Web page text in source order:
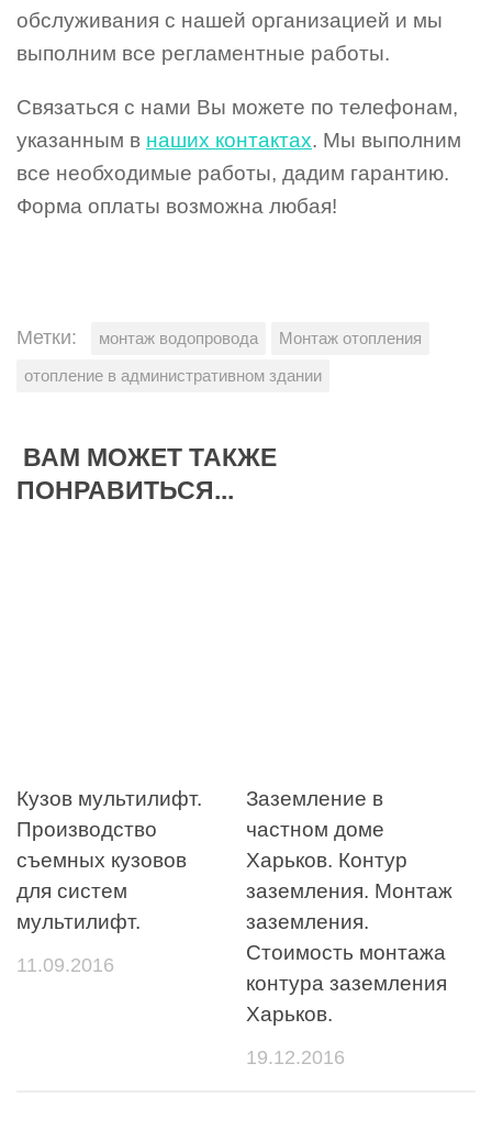
обслуживания с нашей организацией и мы
выполним все регламентные работы.
Связаться с нами Вы можете по телефонам,
указанным в наших контактах. Мы выполним
все необходимые работы, дадим гарантию.
Форма оплаты возможна любая!
Метки: монтаж водопровода
Монтаж отопления
отопление в административном здании
ВАМ МОЖЕТ ТАКЖЕ
ПОНРАВИТЬСЯ...
Кузов мультилифт.
Производство
съемных кузовов
для систем
мультилифт.
11.09.2016
Заземление в
частном доме
Харьков. Контур
заземления. Монтаж
заземления.
Стоимость монтажа
контура заземления
Харьков.
19.12.2016